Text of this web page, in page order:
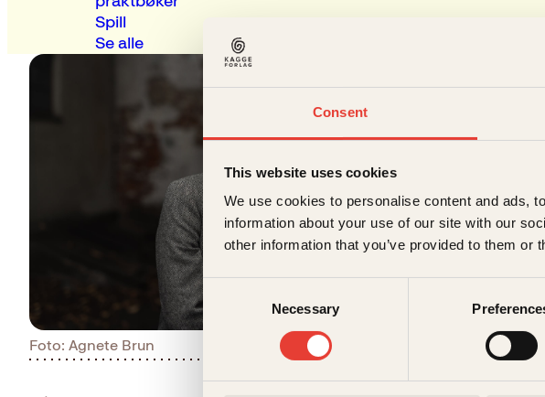
Consent
This website uses cookies
We use cookies to personalise content and ads,
information about your use of our site with our
other information that you’ve provided to them
Consent
Selection
Necessary
Spill
Se alle
Foto: Agnete Brun Last ned pressebilder
Marie